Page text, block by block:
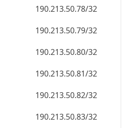
190.213.50.78/32
190.213.50.79/32
190.213.50.80/32
190.213.50.81/32
190.213.50.82/32
190.213.50.83/32